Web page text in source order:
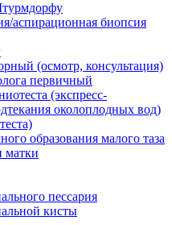
аспирационная биопсия
(осмотр, консультация)
первичный
(экспресс-
околоплодных вод)
образования малого таза
матки
пессария
кисты